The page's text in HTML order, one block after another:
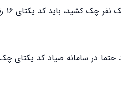
در سامانه صیاد کد یکتای چک